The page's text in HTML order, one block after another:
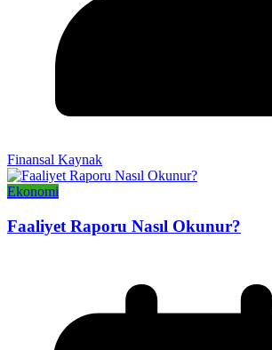
Finansal Kaynak
Ekonomi
Faaliyet Raporu Nasıl Okunur?